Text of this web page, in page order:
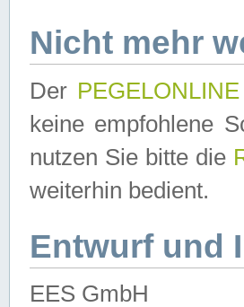
Nicht mehr
Der
keine empfohlene
nutzen Sie bitte die
weiterhin bedient.
Entwurf und
EES GmbH